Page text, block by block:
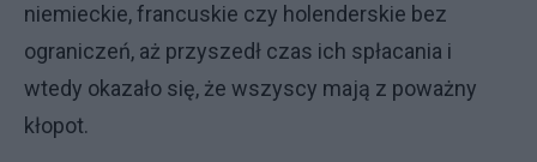
niemieckie, francuskie czy holenderskie bez
ograniczeń, aż przyszedł czas ich spłacania i
wtedy okazało się, że wszyscy mają z poważny
kłopot.